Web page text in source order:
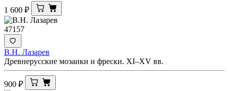
1 600 ₽
47157
В.Н. Лазарев
Древнерусские мозаики и фрески. XI–XV вв.
900 ₽